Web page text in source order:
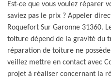
Est-ce que vous voulez réparer
saviez pas le prix ? Appeler
Roquefort Sur Garonne 31360.
toiture dépend de la gravité du
réparation de toiture ne
veillez mettre en contact avec
projet à réaliser concernant la